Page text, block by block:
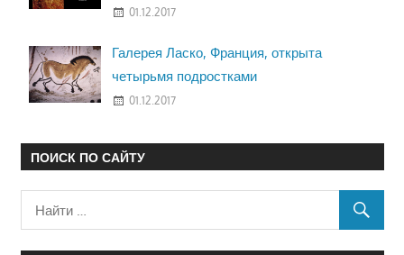
01.12.2017
Галерея Ласко, Франция, открыта
четырьмя подростками
01.12.2017
ПОИСК ПО САЙТУ